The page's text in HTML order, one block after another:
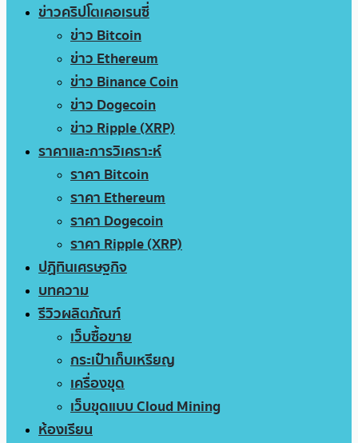
ข่าวคริปโตเคอเรนซี่
ข่าว Bitcoin
ข่าว Ethereum
ข่าว Binance Coin
ข่าว Dogecoin
ข่าว Ripple (XRP)
ราคาและการวิเคราะห์
ราคา Bitcoin
ราคา Ethereum
ราคา Dogecoin
ราคา Ripple (XRP)
ปฏิทินเศรษฐกิจ
บทความ
รีวิวผลิตภัณฑ์
เว็บซื้อขาย
กระเป๋าเก็บเหรียญ
เครื่องขุด
เว็บขุดแบบ Cloud Mining
ห้องเรียน